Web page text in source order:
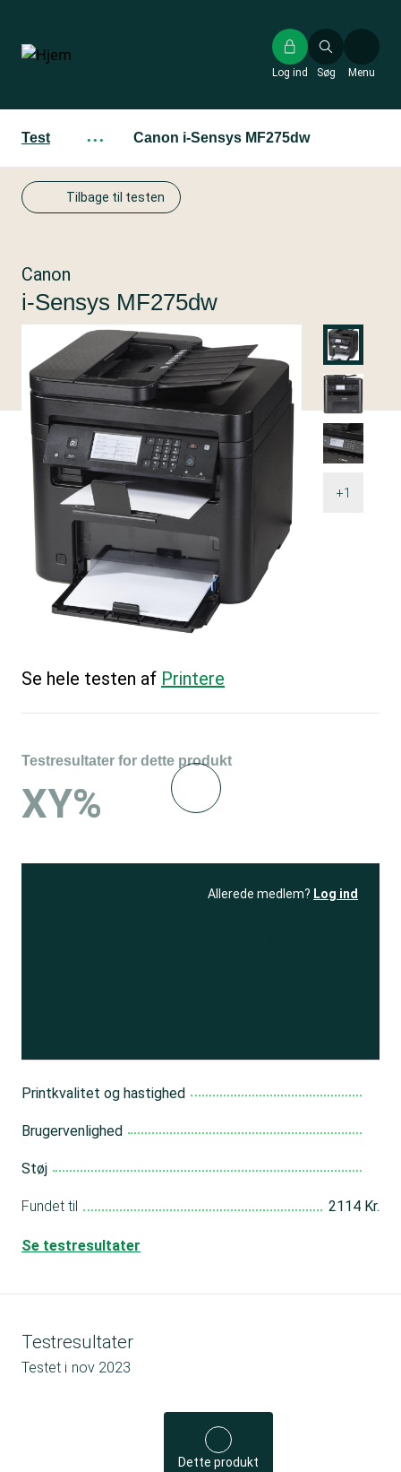
hovedindhold
Søg
Log ind Menu
Test ··· Canon i-Sensys MF275dw
Tilbage til testen
+1
Canon
i-Sensys MF275dw
Se hele testen af Printere
Testresultater for dette produkt
XY%
Allerede medlem? Log ind
Printkvalitet og hastighed
Brugervenlighed
Støj
Fundet til 2114 Kr.
Se testresultater
Testresultater
Testet i nov 2023
Dette produkt